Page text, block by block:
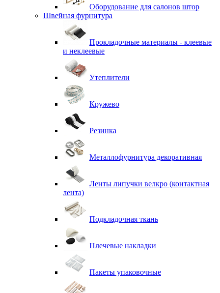
Оборудование для салонов штор
Швейная фурнитура
Прокладочные материалы - клеевые
и неклеевые
Утеплители
Кружево
Резинка
Металлофурнитура декоративная
Ленты липучки велкро (контактная
лента)
Подкладочная ткань
Плечевые накладки
Пакеты упаковочные